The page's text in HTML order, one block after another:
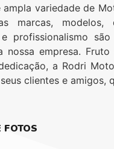
ampla variedade de
marcas,
e profissionalismo
nossa empresa.
a Rodri
seus clientes e